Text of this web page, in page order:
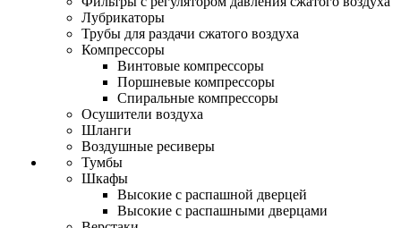
Лубрикаторы
Трубы для раздачи сжатого воздуха
Компрессоры
Винтовые компрессоры
Поршневые компрессоры
Спиральные компрессоры
Осушители воздуха
Шланги
Воздушные ресиверы
Тумбы
Шкафы
Высокие с распашной дверцей
Высокие с распашными дверцами